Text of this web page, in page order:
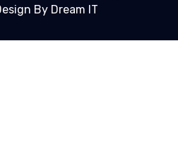
By Dream IT